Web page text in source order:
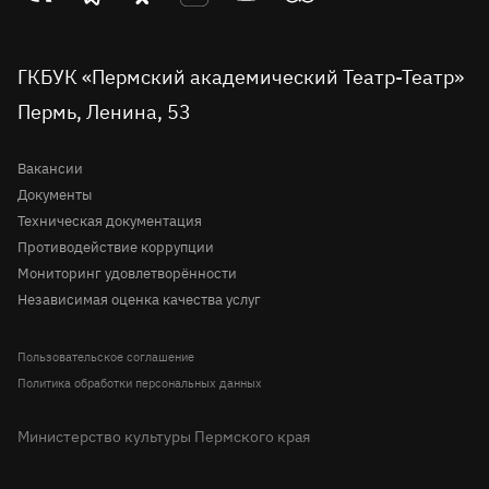
Доступная среда
Правила посещения театра
Молодёжная сцена
История
вконтакте
театр
telegram
театр
однокласниках
театр
rutube
театр
Tripadvisor
ГКБУК «Пермский академический Театр-Театр»
Пермь, Ленина, 53
Вакансии
Документы
Техническая документация
Противодействие коррупции
Мониторинг удовлетворённости
Независимая оценка качества услуг
Пользовательское соглашение
Политика обработки персональных данных
Министерство культуры Пермского края